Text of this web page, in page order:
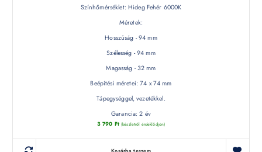
Színhőmérséklet: Hideg Fehér 6000K
Méretek:
Hosszúság - 94 mm
Szélesség - 94 mm
Magasság - 32 mm
Beépítési méretei: 74 x 74 mm
Tápegységgel, vezetékkel.
Garancia: 2 év
3 790 Ft (készletről érdeklődjön)
Kosárba teszem